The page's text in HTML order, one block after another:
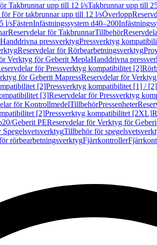
Takbrunnar upp till 12 l/sTakbrunnar upp till
för För takbrunnar upp till 12 l/sÖverlopp
l/sFästenInfästningssystem d40–200
Reservdelar för TakbrunnarTillbehör
pressverktygPressverktyg
Reservdelar för Rörbearbetningsverktyg
Verktyg för Geberit MeplaHanddrivna
för Pressverktyg kompatibilitet [2]
för Geberit MapressReservdelar för
[2]Pressverktyg kompatibilitet [1] / [2]
[3]Reservdelar för Pressverktyg
för KontrollmedelTillbehörPressenheter
[2]Pressverktyg kompatibilitet [2XL]
Geberit PEReservdelar för Verktyg för
SpegelsvetsverktygTillbehör för
rörbearbetningsverktygFjärrkontroller